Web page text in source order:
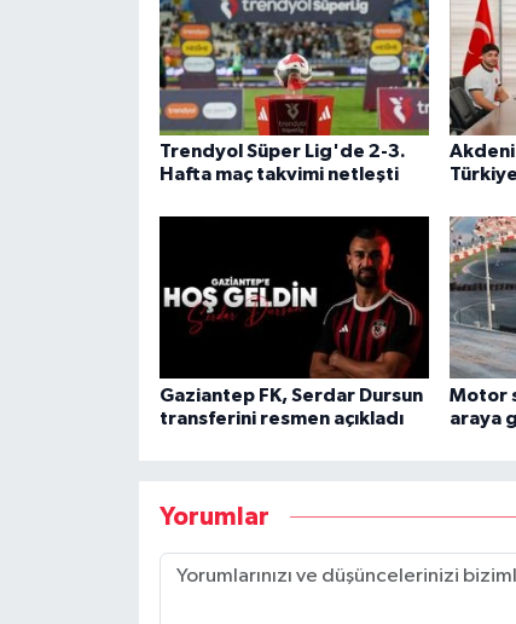
Trendyol Süper Lig'de 2-3.
Hafta maç takvimi netleşti
Gaziantep FK, Serdar Dursun
transferini resmen açıkladı
Motor
araya
Yorumlar